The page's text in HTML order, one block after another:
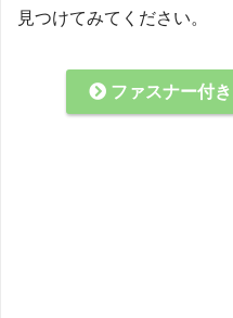
見つけてみてください。
ファスナー付